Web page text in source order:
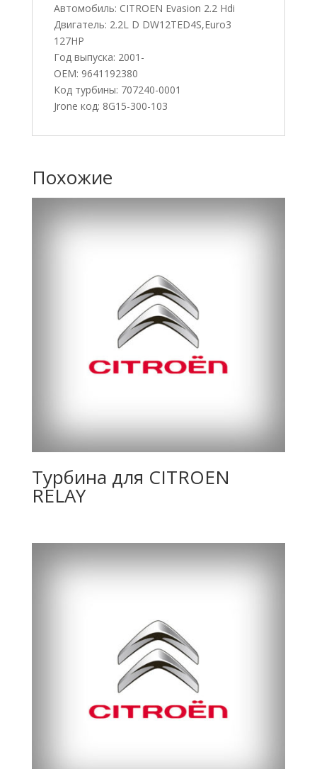
Автомобиль: CITROEN Evasion 2.2 Hdi
Двигатель: 2.2L D DW12TED4S,Euro3
127HP
Год выпуска: 2001-
OEM: 9641192380
Код турбины: 707240-0001
Jrone код: 8G15-300-103
Похожие
Турбина для CITROEN
RELAY